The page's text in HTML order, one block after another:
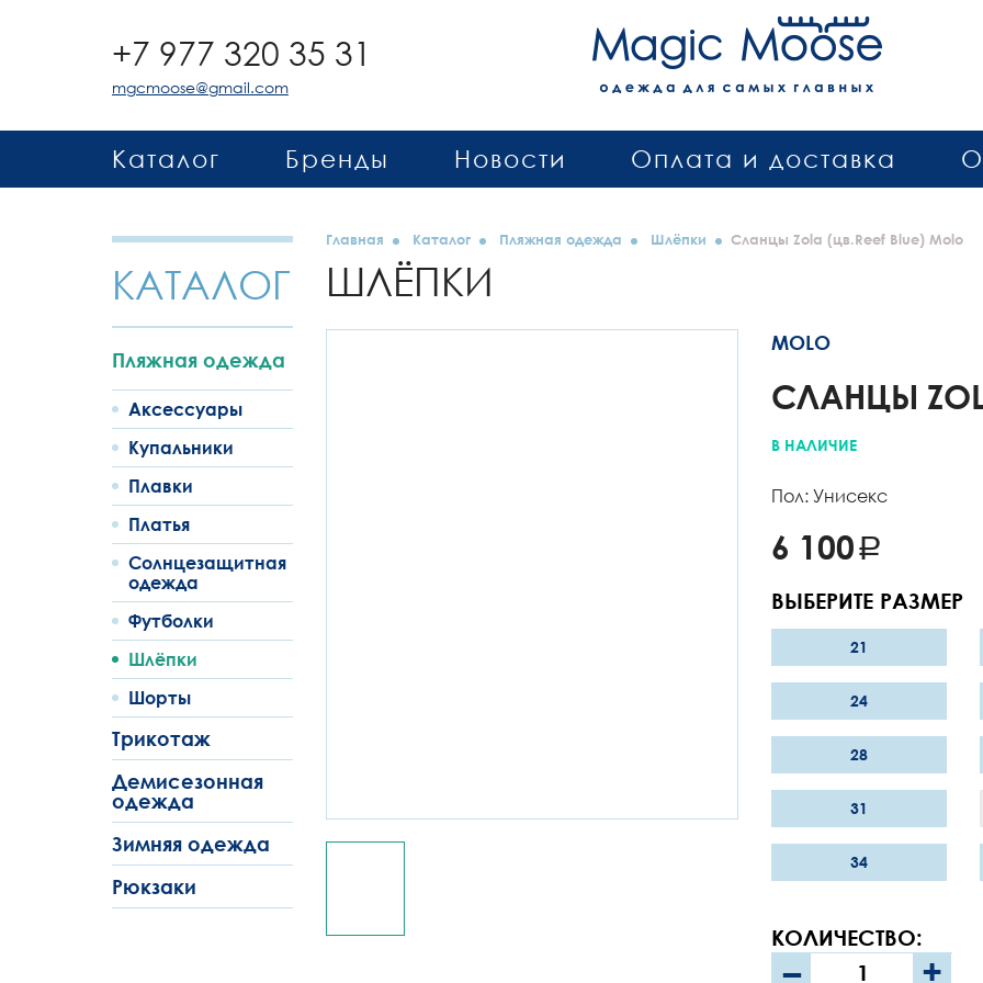
+7 977 320 35 31
mgcmoose@gmail.com
Каталог Бренды Новости Оплата и доставка
КАТАЛОГ
Пляжная одежда
Аксессуары
Купальники
Плавки
Платья
Солнцезащитная
одежда
Футболки
Шлёпки
Шорты
Трикотаж
Демисезонная
одежда
Зимняя одежда
Рюкзаки
Главная Каталог Пляжная одежда Шлёпки Сланцы Zola (цв.Reef Blue) Molo
ШЛЁПКИ
MOLO
СЛАНЦЫ
В НАЛИЧИЕ
Пол: Унисекс
6 100
ВЫБЕРИТЕ РАЗМЕР
21
24
28
31
34
КОЛИЧЕСТВО:
– +